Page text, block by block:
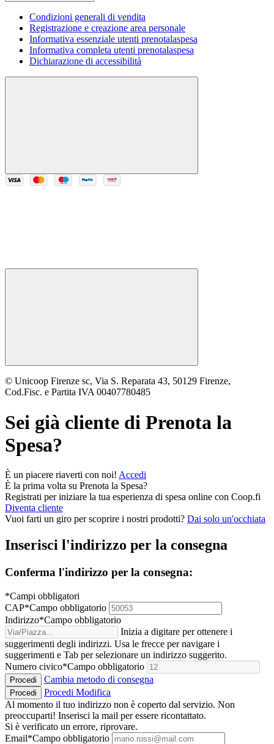
Condizioni generali di vendita
Registrazione e creazione area personale
Informativa essenziale utenti prenotalaspesa
Informativa completa utenti prenotalaspesa
Dichiarazione di accessibilità
© Unicoop Firenze sc, Via S. Reparata 43, 50129 Firenze,
Cod.Fisc. e Partita IVA 00407780485
Sei già cliente di Prenota la
Spesa?
È un piacere riaverti con noi! Accedi
È la prima volta su Prenota la Spesa?
Registrati per iniziare la tua esperienza di spesa online con Coop.fi
Diventa cliente
Vuoi farti un giro per scoprire i nostri prodotti? Dai solo un'occhiata
Inserisci l'indirizzo per la consegna
Conferma l'indirizzo per la consegna:
*Campi obbligatori
CAP*Campo obbligatorio
Indirizzo*Campo obbligatorio
Inizia a digitare per ottenere i
suggerimenti degli indirizzi. Usa le frecce per navigare i
suggerimenti e Tab per selezionare un indirizzo suggerito.
Numero civico*Campo obbligatorio
Procedi Cambia metodo di consegna
Procedi Procedi Modifica
Al momento il tuo indirizzo non è coperto dal servizio. Non
preoccuparti! Inserisci la mail per essere ricontattato.
Si è verificato un errore, riprovare.
Email*Campo obbligatorio